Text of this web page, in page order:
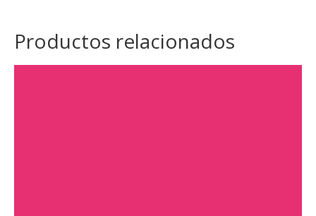
Productos relacionados